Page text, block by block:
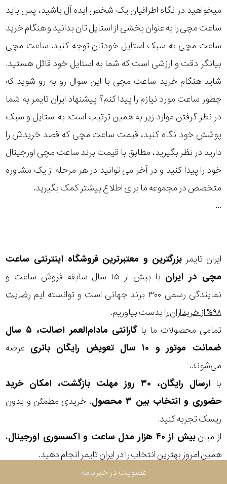
میخواهید در نگاه اطرافیان یک شخص ایده آل باشید، پس باید
ساعت مچی را به عنوان بخشی از استایل تان بدانید و هنگام خرید
ساعت مچی به سبک استایل خودتان توجه کنید. ساعت مچی
بیانگر دقت و ارزشی است که شما به استایل خود قائل هستید.
شاید هنگام خرید ساعت مچی با این سوال رو به رو شوید که
چطور ساعت مورد نیازم را پیدا کنم؟ پیشنهاد ایران تایمر به شما
در نظر گرفتن موارد زیر به همین ترتیب است: به استایل و سبک
پوشش خود نگاه کنید، قیمت ساعت مچی که قصد خریدش را
دارید در نظر بگیرید، مطابق با قیمت برند ساعت مچی اورجینال
خود را پیدا کنید و در آخر می توانید در هر مرحله از یک مشاوره
متخصص در مجموعه ما برای اطلاع بیشتر کمک بگیرید.
...
ایران تایمر بزرگترین و معتبرترین فروشگاه اینترنتی ساعت
مچی در ایران
با بیش از ۱۵ سال سابقه فروش ساعت و
نمایندگی رسمی ۳۰۰ برند جهانی است و توانسته ایم
رضایت
۹۸% از خریداران
را بدست بیاوریم.
تمامی محصولات ما با
گارانتی مادام‌العمر اصالت، ۵ سال
ضمانت موتور و ۱۰ سال تعویض رایگان باتری
عرضه
می‌شوند.
با
ارسال رایگان، ۳۰ روز مهلت بازگشت، امکان خرید
حضوری و انتخاب بین ۳ محصول
، خریدی مطمئن و بدون
ریسک تجربه کنید.
از میانبیش از ۴۰ هزار مدل ساعت و اکسسوری اورجینال
،
همین امروز بهترین انتخاب را در ایران تایمر انجام دهید.
عضویت در خبرنامه